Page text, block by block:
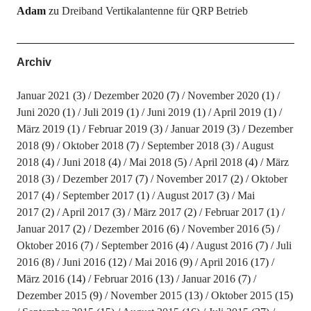
Adamzu Dreiband Vertikalantenne für QRP Betrieb
Archiv
Januar 2021 (3) Dezember 2020(7) November 2020(1)
Juni 2020(1) Juli 2019(1) Juni 2019(1) April 2019(1)
März 2019(1) Februar 2019(3) Januar 2019(3)
Dezember
2018(9) Oktober 2018(7) September 2018(3)
August
2018(4) Juni 2018(4) Mai 2018(5) April 2018(4)
März
2018(3) Dezember 2017(7) November 2017(2)
Oktober
2017(4) September 2017(1) August 2017(3)
Mai
2017(2) April 2017(3) März 2017(2) Februar 2017(1)
Januar 2017(2) Dezember 2016(6) November 2016(5)
Oktober 2016(7) September 2016(4) August 2016(7)
Juli
2016(8) Juni 2016(12) Mai 2016(9) April 2016(17)
März 2016(14) Februar 2016(13) Januar 2016(7)
Dezember 2015(9) November 2015(13) Oktober 2015(15)